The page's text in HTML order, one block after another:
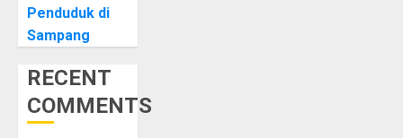
Penduduk di
Sampang
RECENT
COMMENTS